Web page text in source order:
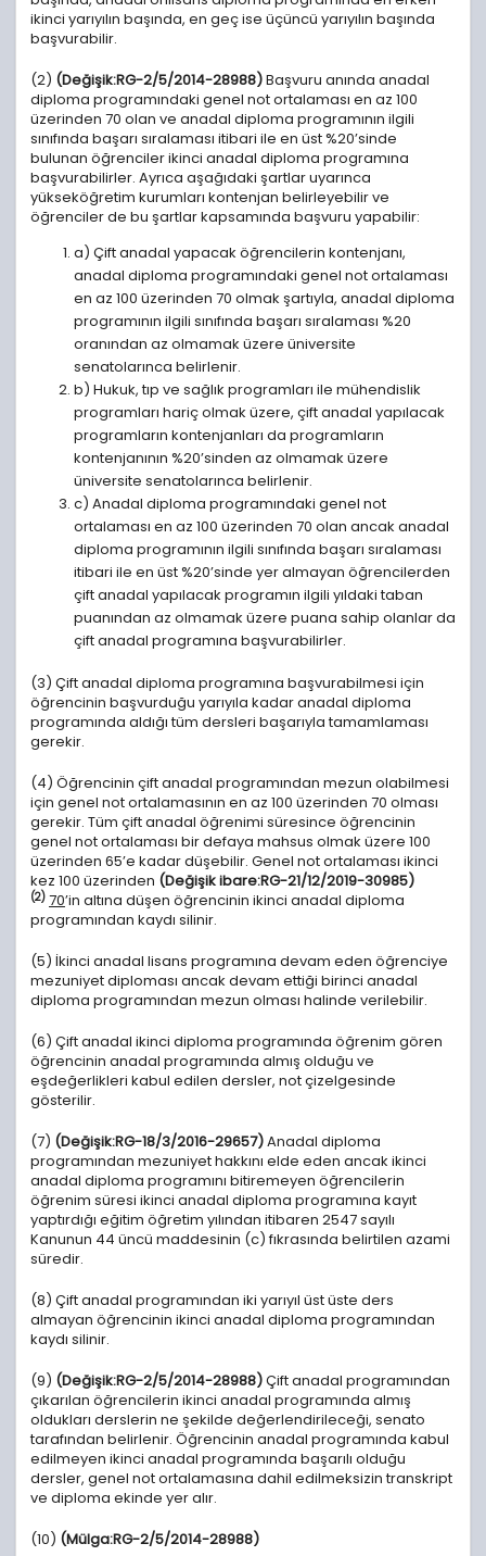
ikinci yarıyılın başında, en geç ise üçüncü yarıyılın başında
başvurabilir.
(2) (Değişik:RG-2/5/2014-28988)Başvuru anında anadal
diploma programındaki genel not ortalaması en az 100
üzerinden 70 olan ve anadal diploma programının ilgili
sınıfında başarı sıralaması itibari ile en üst %20’sinde
bulunan öğrenciler ikinci anadal diploma programına
başvurabilirler. Ayrıca aşağıdaki şartlar uyarınca
yükseköğretim kurumları kontenjan belirleyebilir ve
öğrenciler de bu şartlar kapsamında başvuru yapabilir:
a) Çift anadal yapacak öğrencilerin kontenjanı,
anadal diploma programındaki genel not ortalaması
en az 100 üzerinden 70 olmak şartıyla, anadal diploma
programının ilgili sınıfında başarı sıralaması %20
oranından az olmamak üzere üniversite
senatolarınca belirlenir.
b) Hukuk, tıp ve sağlık programları ile mühendislik
programları hariç olmak üzere, çift anadal yapılacak
programların kontenjanları da programların
kontenjanının %20’sinden az olmamak üzere
üniversite senatolarınca belirlenir.
c) Anadal diploma programındaki genel not
ortalaması en az 100 üzerinden 70 olan ancak anadal
diploma programının ilgili sınıfında başarı sıralaması
itibari ile en üst %20’sinde yer almayan öğrencilerden
çift anadal yapılacak programın ilgili yıldaki taban
puanından az olmamak üzere puana sahip olanlar da
çift anadal programına başvurabilirler.
(3) Çift anadal diploma programına başvurabilmesi için
öğrencinin başvurduğu yarıyıla kadar anadal diploma
programında aldığı tüm dersleri başarıyla tamamlaması
gerekir.
(4) Öğrencinin çift anadal programından mezun olabilmesi
için genel not ortalamasının en az 100 üzerinden 70 olması
gerekir. Tüm çift anadal öğrenimi süresince öğrencinin
genel not ortalaması bir defaya mahsus olmak üzere 100
üzerinden 65’e kadar düşebilir. Genel not ortalaması ikinci
kez 100 üzerinden (Değişik ibare:RG-21/12/2019-30985)
(2) 70’in altına düşen öğrencinin ikinci anadal diploma
programından kaydı silinir.
(5) İkinci anadal lisans programına devam eden öğrenciye
mezuniyet diploması ancak devam ettiği birinci anadal
diploma programından mezun olması halinde verilebilir.
(6) Çift anadal ikinci diploma programında öğrenim gören
öğrencinin anadal programında almış olduğu ve
eşdeğerlikleri kabul edilen dersler, not çizelgesinde
gösterilir.
(7) (Değişik:RG-18/3/2016-29657)Anadal diploma
programından mezuniyet hakkını elde eden ancak ikinci
anadal diploma programını bitiremeyen öğrencilerin
öğrenim süresi ikinci anadal diploma programına kayıt
yaptırdığı eğitim öğretim yılından itibaren 2547 sayılı
Kanunun 44 üncü maddesinin (c) fıkrasında belirtilen azami
süredir.
(8) Çift anadal programından iki yarıyıl üst üste ders
almayan öğrencinin ikinci anadal diploma programından
kaydı silinir.
(9) (Değişik:RG-2/5/2014-28988)Çift anadal programından
çıkarılan öğrencilerin ikinci anadal programında almış
oldukları derslerin ne şekilde değerlendirileceği, senato
tarafından belirlenir. Öğrencinin anadal programında kabul
edilmeyen ikinci anadal programında başarılı olduğu
dersler, genel not ortalamasına dahil edilmeksizin transkript
ve diploma ekinde yer alır.
(10) (Mülga:RG-2/5/2014-28988)